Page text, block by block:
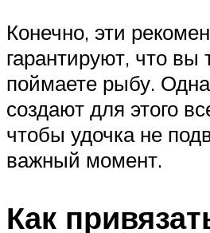
Конечно, эти
гарантируют, что вы
поймаете рыбу.
создают для этого
чтобы удочка не
важный момент.
Как